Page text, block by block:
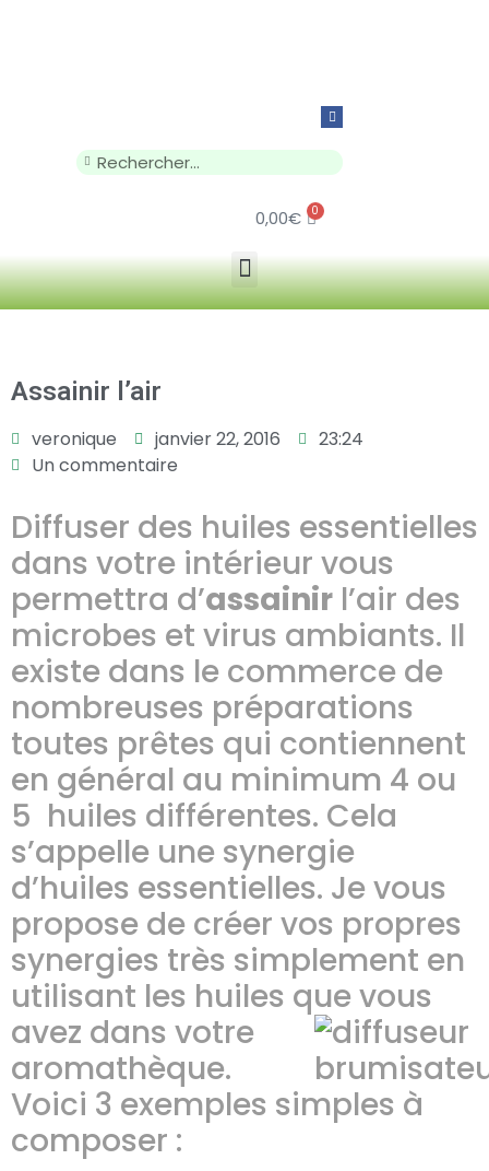
0,00€ 0
Assainir l’air
veronique janvier 22, 2016
23:24
Un commentaire
Diffuser des huiles essentielles
dans votre intérieur vous
permettra d’assainir l’air des
microbes et virus ambiants. Il
existe dans le commerce de
nombreuses préparations
toutes prêtes qui contiennent
en général au minimum 4 ou
5 huiles différentes. Cela
s’appelle une synergie
d’huiles essentielles. Je vous
propose de créer vos propres
synergies très simplement en
utilisant les huiles que vous
avez dans votre
aromathèque.
Voici 3 exemples simples à
composer :